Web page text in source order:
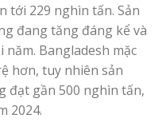
tới 229 nghìn tấn. Sản
đang tăng đáng kể và
Bangladesh mặc
hơn, tuy nhiên sản
đạt gần 500 nghìn tấn,
2024.